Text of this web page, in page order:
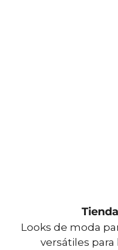
Looks de moda
versátiles